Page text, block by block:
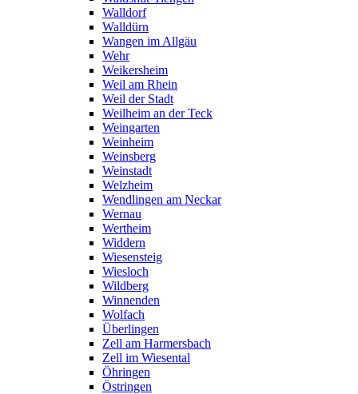
Walldorf
Walldürn
Wangen im Allgäu
Wehr
Weikersheim
Weil am Rhein
Weil der Stadt
Weilheim an der Teck
Weingarten
Weinheim
Weinsberg
Weinstadt
Welzheim
Wendlingen am Neckar
Wernau
Wertheim
Widdern
Wiesensteig
Wiesloch
Wildberg
Winnenden
Wolfach
Überlingen
Zell am Harmersbach
Zell im Wiesental
Öhringen
Östringen